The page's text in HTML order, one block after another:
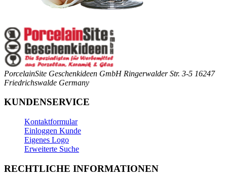
PorcelainSite Geschenkideen GmbH Ringerwalder Str. 3-5 16247
Friedrichswalde Germany
KUNDENSERVICE
Kontaktformular
Einloggen Kunde
Eigenes Logo
Erweiterte Suche
RECHTLICHE INFORMATIONEN